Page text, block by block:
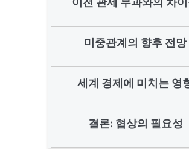
미중관계의 향후 전망
세계 경제에 미치는 영
결론: 협상의 필요성